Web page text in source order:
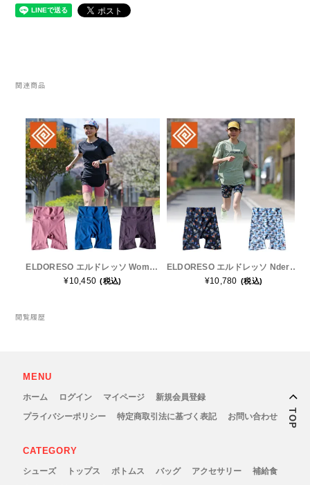
STAMP RUN & CO (スタンプ ランアンド
コー)
STATIC(スタティック)
THE NORTH FACE(ノースフェイス)
TETON BROS(ティートンブロス)
TYMER(タイマー)
UltrAspire(ウルトラスパイア)
XeroShoes（ゼロシューズ）
関連商品
ELDORESO エルドレッソ Women's Middle Spats E2407016 レディース ハーフタイツ
¥10,450 (税込)
ELDORESO エルドレッソ Ndereba Women's Middle Spats E2406916 レディース ハーフタイツ
¥10,780 (税込)
閲覧履歴
MENU
ホーム ログイン マイページ
新規会員登録
プライバシーポリシー
特定商取引法に基づく表記 お問い合わせ
CATEGORY
シューズ トップス ボトムス バッグ アクセサリー
補給食
TOP